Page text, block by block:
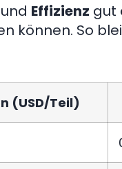
Effizienz gut
können. So
(USD/Teil)